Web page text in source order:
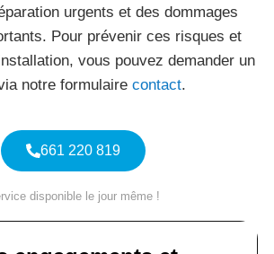
urgents et des dommages
Pour prévenir ces risques et
vous pouvez demander un
notre formulaire contact.
661 220 819
disponible le jour même !